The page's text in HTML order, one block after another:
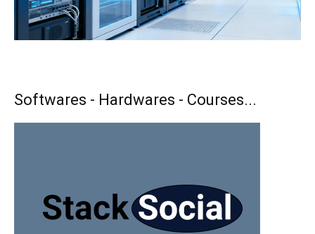
Softwares - Hardwares - Courses...